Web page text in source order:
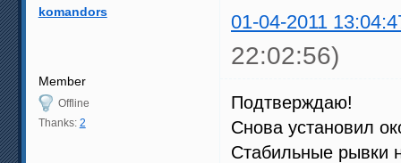
komandors 01-04-2011
22:02:56)
Member
Offline
Thanks: 2
Подтверждаю!
Снова установил
Стабильные рывки